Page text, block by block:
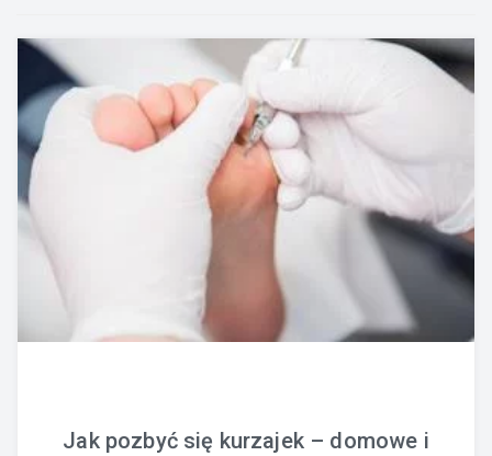
Jak pozbyć się kurzajek – domowe i